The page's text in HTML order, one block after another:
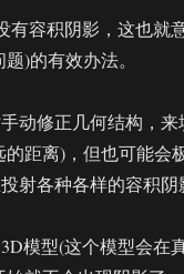
有容积阴影，这也就
)的有效办法。
动修正几何结构，
距离)，但也可能会
射各种各样的容积阴
模型(这个模型会在